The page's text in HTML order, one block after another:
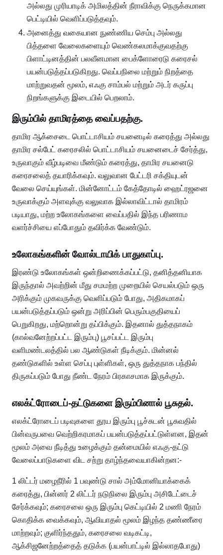
அல்லது முரியாடிக் அமிலத்தின் நீராவிக்கு நெருக்கமான
பெட்டியில் வெளிப்படுத்தவும்.
அனைத்து வகையான நுண்ணிய செம்பு அல்லது
பித்தளை வேலைகளையும் வெண்கலமாக்குவதற்கு
பிளாட்டினத்தின் பலவீனமான பைக்ளோரைடு கரைசல்
பயன்படுத்தப்படுகிறது. வெப்பநிலை மற்றும் நிறத்தை
மாற்றுவதன் மூலம், எஃகு சாம்பல் மற்றும் அடர் கருப்பு
நிறங்களுக்கு இடையில் பெறலாம்.
இரும்பில் தாமிரத்தை வைப்பதற்கு.
தாமிர ஆக்சைடை பொட்டாசியம் சயனைடில் கரைத்து அல்லது
தாமிர சல்பேட் கரைசலில் பொட்டாசியம் சயனைடைச் சேர்த்து,
உருவாகும் வீழ்படிவை மீண்டும் கரைத்து, தாமிர சயனைடு
கரைசலைத் தயாரிக்கவும். வலுவான பேட்டரி சக்தியுடன்
வேலை செய்யுங்கள். மின்னோட்டம் கேத்தோடில் ஹைட்ரஜனை
உருவாக்கும் அளவுக்கு வலுவாக இல்லாவிட்டால் தாமிரம்
படியாது, மற்ற உலோகங்களை வைப்பதில் இந்த பரிணாம
வளர்ச்சியை எப்போதும் தவிர்க்க வேண்டும்.
உலோகங்களின் வோல்டாயிக் பாதுகாப்பு.
இரண்டு உலோகங்கள் ஒன்றிணைக்கப்பட்டு, தனித்தனியாக
இருந்தால் அவற்றின் மீது சமமற்ற முறையில் செயல்படும் ஒரு
அரிக்கும் முகவருக்கு வெளிப்படும் போது, ​​அதிகமாகப்
பயன்படுத்தப்படும் ஒன்று அரிப்பின் பெரும்பகுதியைப்
பெறுகிறது, மற்றொன்று தப்பிக்கும். இதனால் துத்தநாகம்
(கால்வனேற்றப்பட்ட இரும்பு) பூசப்பட்ட இரும்பு
வளிமண்டலத்தில் பல ஆண்டுகள் நீடிக்கும். மின்னல்
தண்டுகளில் உள்ள செப்பு புள்ளிகள், ஒரு துத்தநாக பந்தில்
திருகப்படும் போது நீண்ட நேரம் பிரகாசமாக இருக்கும்.
எலக்ட்ரோடைப்-தட்டுகளை இரும்பினால் பூசுதல்.
எலக்ட்ரோடைப் படிவுகளை தூய இரும்பு பூச்சுடன் பூசுவதில்
பின்வருபவை வெற்றிகரமாகப் பயன்படுத்தப்பட்டுள்ளன, இதன்
மூலம் அவை நீடித்து உழைக்கும் தன்மையில் எஃகு-தட்டு
வேலைப்பாடுகளை விட சற்று தாழ்ந்தவையாகின்றன:-
1 லிட்டர் மழைநீரில் 1 பவுண்டு சால் அம்மோனியாக்கைக்
கரைத்து, பின்னர் 2 லிட்டர் நடுநிலை இரும்பு அசிடேட்டைச்
சேர்க்கவும்; கரைசலை ஒரு இரும்பு கெட்டியில் 2 மணி நேரம்
கொதிக்க வைக்கவும், ஆவியாதல் மூலம் இழந்த தண்ணீரை
மாற்றவும்; குளிர்ந்ததும், கரைசலை வடிகட்டி,
ஆக்சிஜனேற்றத்தைத் தடுக்க (பயன்பாட்டில் இல்லாதபோது)